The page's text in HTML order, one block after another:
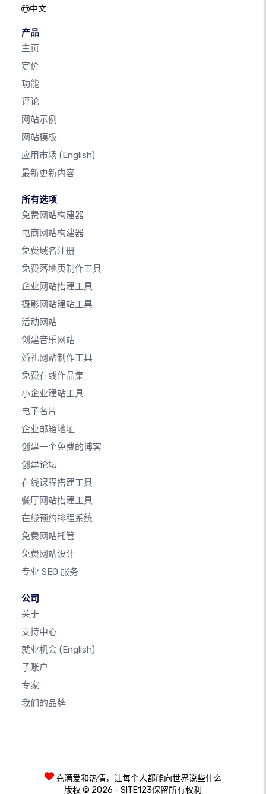
中文
产品
主页
定价
功能
评论
网站示例
网站模板
应用市场 (English)
最新更新内容
所有选项
免费网站构建器
电商网站构建器
免费域名注册
免费落地页制作工具
企业网站搭建工具
摄影网站建站工具
活动网站
创建音乐网站
婚礼网站制作工具
免费在线作品集
小企业建站工具
电子名片
企业邮箱地址
创建一个免费的博客
创建论坛
在线课程搭建工具
餐厅网站搭建工具
在线预约排程系统
免费网站托管
免费网站设计
专业 SEO 服务
公司
关于
支持中心
就业机会 (English)
子账户
专家
我们的品牌
充满爱和热情，让每个人都能向世界说些什么
版权 © 2026 - SITE123保留所有权利